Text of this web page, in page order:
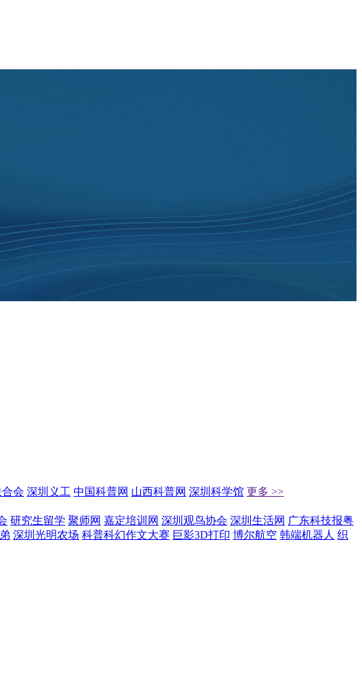
会 深圳义工 中国科普网 山西科普网 深圳科学馆 更多 >>
研究生留学 聚师网 嘉定培训网 深圳观鸟协会 深圳生活网 广东科技报粤
深圳光明农场 科普科幻作文大赛 巨影3D打印 博尔航空 韩端机器人 织